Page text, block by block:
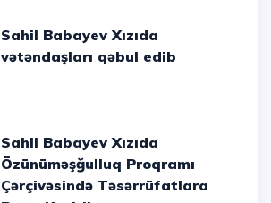
Sahil Babayev Xızıda
vətəndaşları qəbul edib
Sahil Babayev Xızıda
Özünüməşğulluq Proqramı
Çərçivəsində Təsərrüfatlara